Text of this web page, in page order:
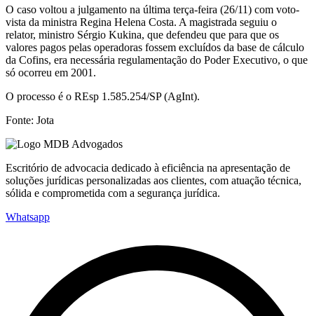
O caso voltou a julgamento na última terça-feira (26/11) com voto-
vista da ministra Regina Helena Costa. A magistrada seguiu o
relator, ministro Sérgio Kukina, que defendeu que para que os
valores pagos pelas operadoras fossem excluídos da base de cálculo
da Cofins, era necessária regulamentação do Poder Executivo, o que
só ocorreu em 2001.
O processo é o REsp 1.585.254/SP (AgInt).
Fonte: Jota
Escritório de advocacia dedicado à eficiência na apresentação de
soluções jurídicas personalizadas aos clientes, com atuação técnica,
sólida e comprometida com a segurança jurídica.
Whatsapp